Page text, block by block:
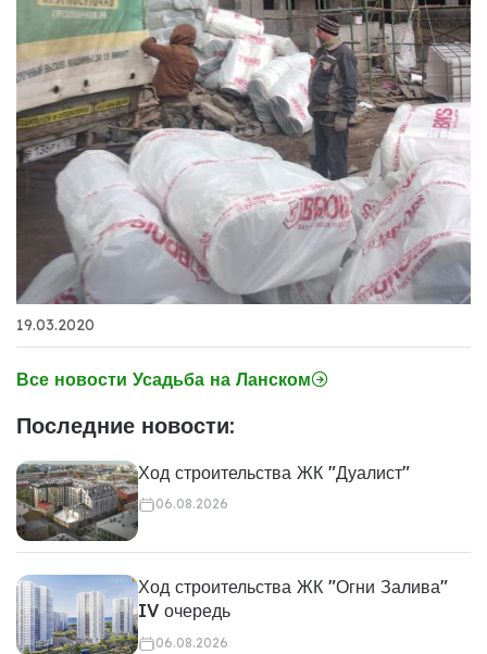
19.03.2020
Все новости Усадьба на Ланском
Последние новости:
Ход строительства ЖК "Дуалист"
06.08.2026
Ход строительства ЖК "Огни Залива"
IV очередь
06.08.2026